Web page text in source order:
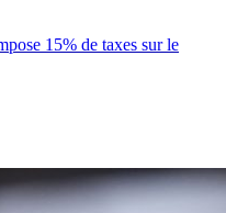
15% de taxes sur le